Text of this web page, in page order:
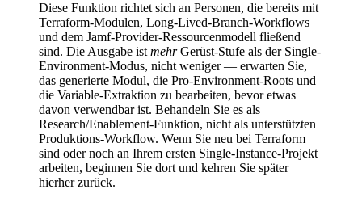
Diese Funktion richtet sich an Personen, die bereits mit
Terraform-Modulen, Long-Lived-Branch-Workflows
und dem Jamf-Provider-Ressourcenmodell fließend
sind. Die Ausgabe istmehrGerüst-Stufe als der Single-
Environment-Modus, nicht weniger — erwarten Sie,
das generierte Modul, die Pro-Environment-Roots und
die Variable-Extraktion zu bearbeiten, bevor etwas
davon verwendbar ist. Behandeln Sie es als
Research/Enablement-Funktion, nicht als unterstützten
Produktions-Workflow. Wenn Sie neu bei Terraform
sind oder noch an Ihrem ersten Single-Instance-Projekt
arbeiten, beginnen Sie dort und kehren Sie später
hierher zurück.